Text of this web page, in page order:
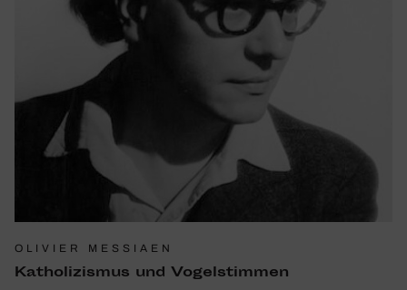
OLIVIER MESSIAEN
Katho­li­zismus und ­Vogel­stimmen